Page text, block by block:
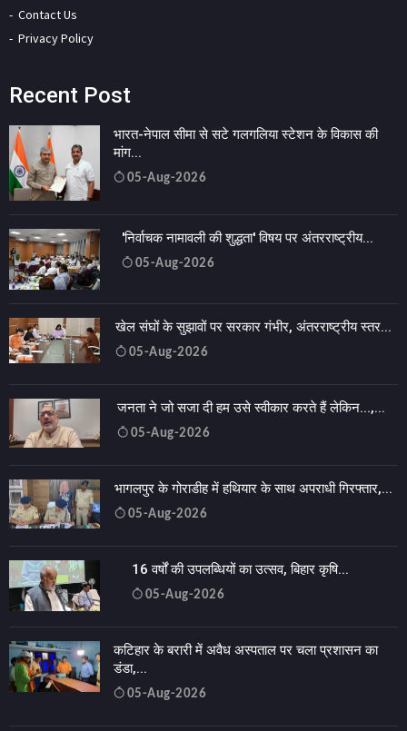
Contact Us
Privacy Policy
Recent Post
भारत-नेपाल सीमा से सटे गलगलिया स्टेशन के विकास की
मांग...
05-Aug-2026
'निर्वाचक नामावली की शुद्धता' विषय पर अंतरराष्ट्रीय...
05-Aug-2026
खेल संघों के सुझावों पर सरकार गंभीर, अंतरराष्ट्रीय स्तर...
05-Aug-2026
जनता ने जो सजा दी हम उसे स्वीकार करते हैं लेकिन...,...
05-Aug-2026
भागलपुर के गोराडीह में हथियार के साथ अपराधी गिरफ्तार,...
05-Aug-2026
16 वर्षों की उपलब्धियों का उत्सव, बिहार कृषि...
05-Aug-2026
कटिहार के बरारी में अवैध अस्पताल पर चला प्रशासन का
डंडा,...
05-Aug-2026